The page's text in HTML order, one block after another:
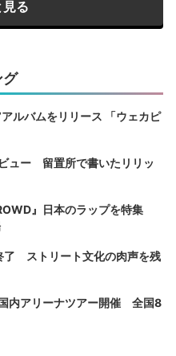
見る
グ
ルバムをリリース 「ウェカピ
ュー 留置所で書いたリリッ
』日本のラップを特集
了 ストリート文化の肉声を残
内アリーナツアー開催 全国8